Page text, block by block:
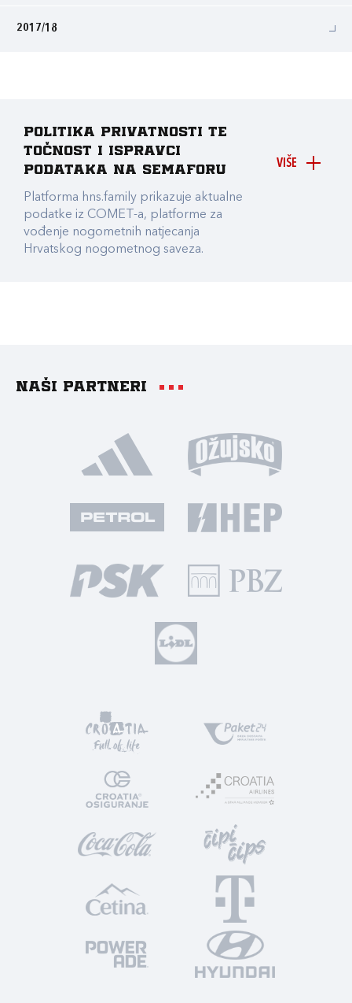
2017/18
VIŠE
Politika privatnosti te
točnost i ispravci
podataka na Semaforu
Platforma hns.family prikazuje aktualne
podatke iz COMET-a, platforme za
vođenje nogometnih natjecanja
Hrvatskog nogometnog saveza.
Naši partneri